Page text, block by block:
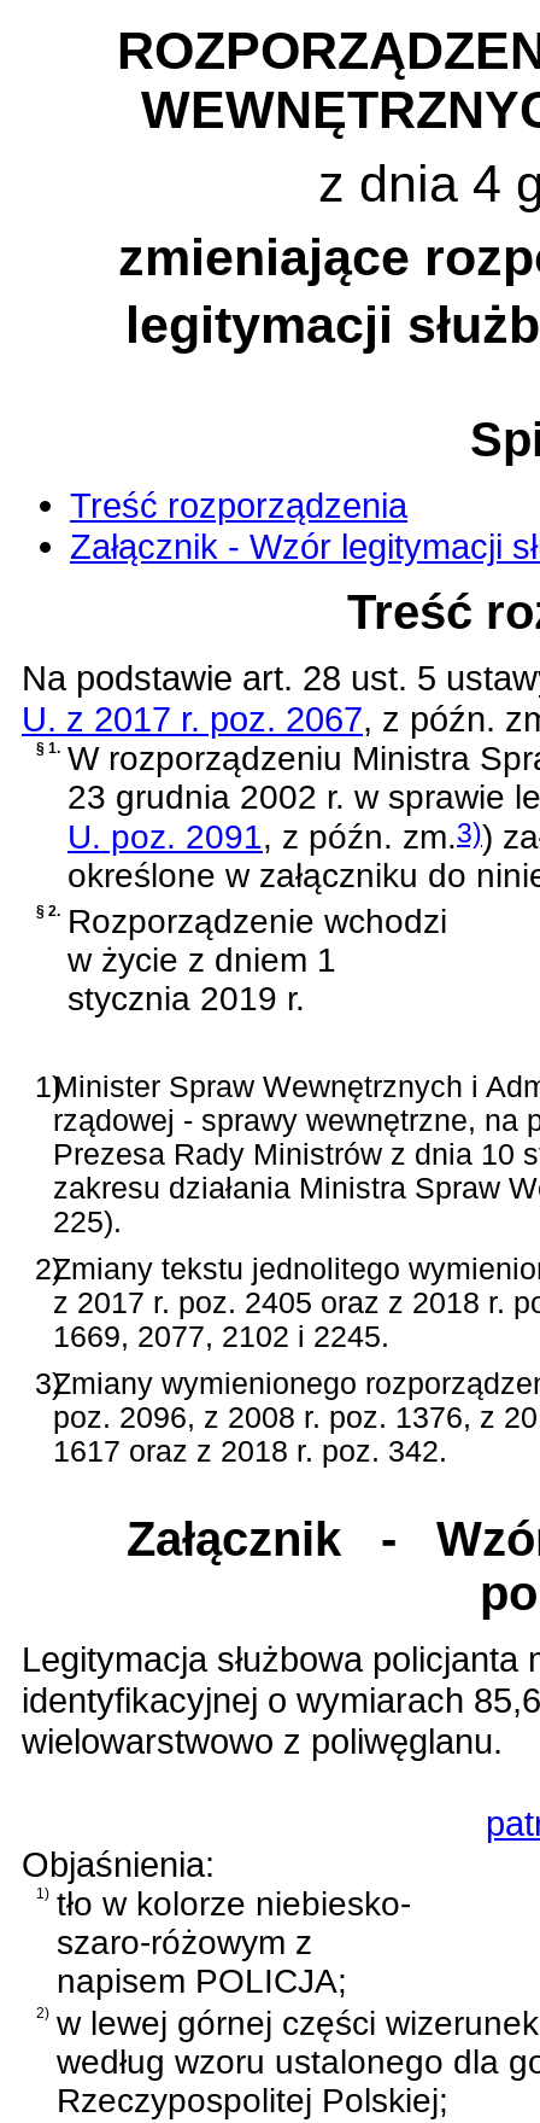
z dnia 4
zmieniające
legitymacji
Treść rozporządzenia
Załącznik - Wzór legitymacji
Treść
Na podstawie art. 28 ust. 5
U. z 2017 r. poz. 2067, z późn.
§ 1. W rozporządzeniu Ministra
23 grudnia 2002 r. w sprawie
U. poz. 2091, z późn. zm.3))
określone w załączniku do
§ 2. Rozporządzenie wchodzi
w życie z dniem 1
stycznia 2019 r.
1)Minister Spraw Wewnętrznych i
rządowej - sprawy wewnętrzne, na
Prezesa Rady Ministrów z dnia 10
zakresu działania Ministra Spraw
225).
2)Zmiany tekstu jednolitego
z 2017 r. poz. 2405 oraz z 2018 r.
1669, 2077, 2102 i 2245.
3)Zmiany wymienionego
poz. 2096, z 2008 r. poz. 1376, z
1617 oraz z 2018 r. poz. 342.
Załącznik- Wzór
Legitymacja służbowa
identyfikacyjnej o wymiarach
wielowarstwowo z poliwęglanu.
Objaśnienia:
1) tło w kolorze niebiesko-
szaro-różowym z
napisem POLICJA;
2) w lewej górnej części wizerunek
według wzoru ustalonego dla
Rzeczypospolitej Polskiej;